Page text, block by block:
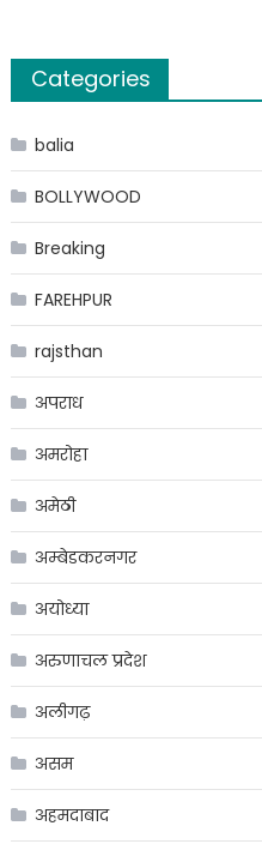
Categories
balia
BOLLYWOOD
Breaking
FAREHPUR
rajsthan
अपराध
अमरोहा
अमेठी
अम्बेडकरनगर
अयोध्या
अरुणाचल प्रदेश
अलीगढ़
असम
अहमदाबाद